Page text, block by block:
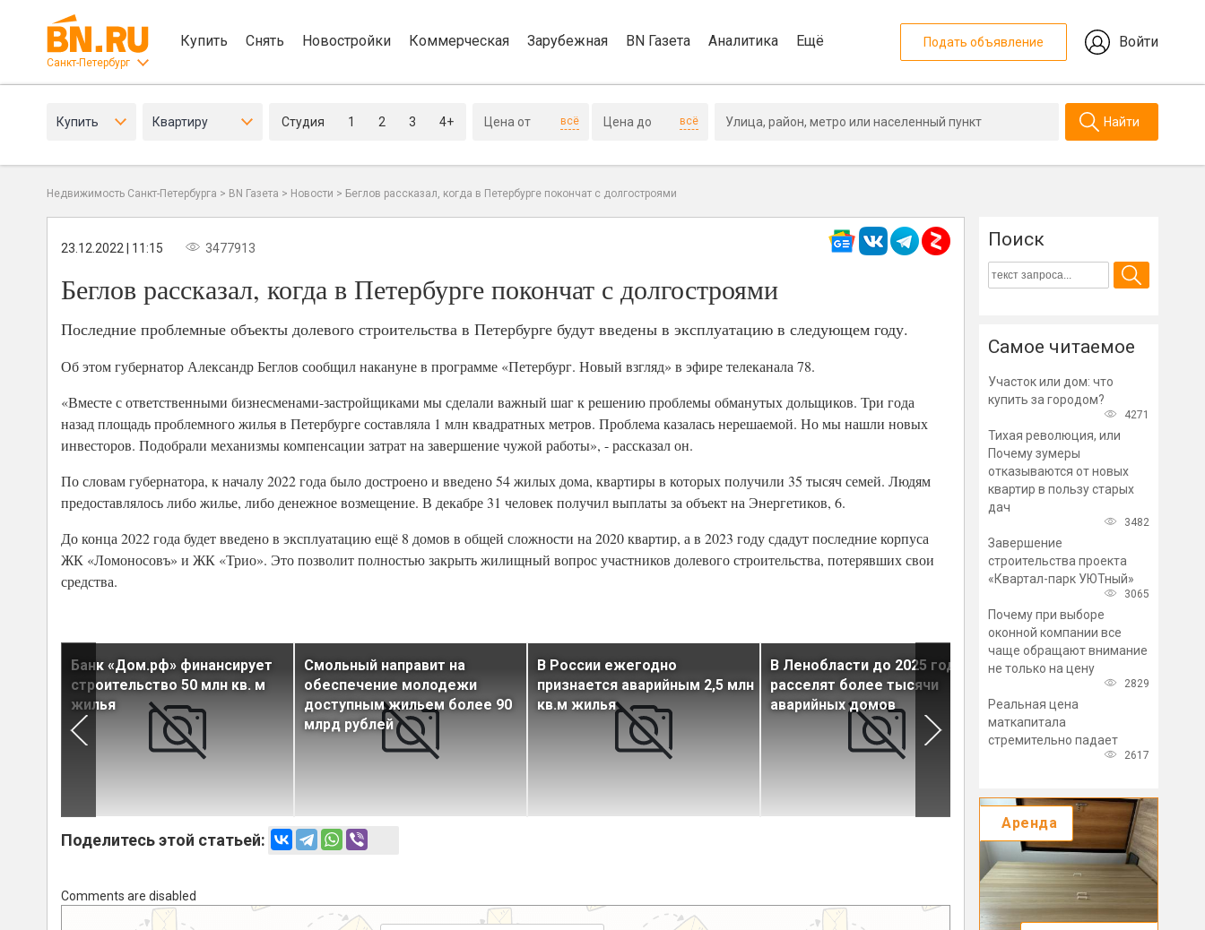
Санкт-Петербург
Купить Снять Новостройки Коммерческая Зарубежная BN Газета Аналитика Ещё Подать объявление Войти
Купить Квартиру Студия 1 2 3 4+ всё всё Найти
Недвижимость Санкт-Петербурга > BN Газета > Новости > Беглов рассказал, когда в Петербурге покончат с долгостроями
23.12.2022 | 11:15 3477913
Беглов рассказал, когда в Петербурге покончат с долгостроями
Последние проблемные объекты долевого строительства в Петербурге будут введены в эксплуатацию в следующем году.
Об этом губернатор Александр Беглов сообщил накануне в программе «Петербург. Новый взгляд» в эфире телеканала 78.
«Вместе с ответственными бизнесменами-застройщиками мы сделали важный шаг к решению проблемы обманутых дольщиков. Три года
назад площадь проблемного жилья в Петербурге составляла 1 млн квадратных метров. Проблема казалась нерешаемой. Но мы нашли новых
инвесторов. Подобрали механизмы компенсации затрат на завершение чужой работы», - рассказал он.
По словам губернатора, к началу 2022 года было достроено и введено 54 жилых дома, квартиры в которых получили 35 тысяч семей. Людям
предоставлялось либо жилье, либо денежное возмещение. В декабре 31 человек получил выплаты за объект на Энергетиков, 6.
До конца 2022 года будет введено в эксплуатацию ещё 8 домов в общей сложности на 2020 квартир, а в 2023 году сдадут последние корпуса
ЖК «Ломоносовъ» и ЖК «Трио». Это позволит полностью закрыть жилищный вопрос участников долевого строительства, потерявших свои
средства.
Банк «Дом.рф» финансирует
строительство 50 млн кв. м
жилья
Смольный направит на
обеспечение молодежи
доступным жильем более 90
млрд рублей
В России ежегодно
признается аварийным 2,5 млн
кв.м жилья
В Ленобласти до 2025 года
расселят более тысячи
аварийных домов
Ленобласть ставит новый
рекорд по вводу жилья
Поделитесь этой статьей:
Comments are disabled
Поиск
Самое читаемое
Участок или дом: что
купить за городом?
4271
Тихая революция, или
Почему зумеры
отказываются от новых
квартир в пользу старых
дач
3482
Завершение
строительства проекта
«Квартал-парк УЮТный»
3065
Почему при выборе
оконной компании все
чаще обращают внимание
не только на цену
2829
Реальная цена
маткапитала
стремительно падает
2617
Аренда